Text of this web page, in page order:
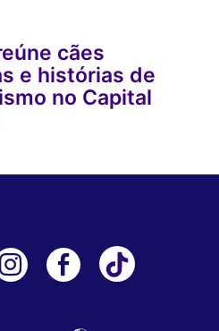
cães
e histórias de
no Capital